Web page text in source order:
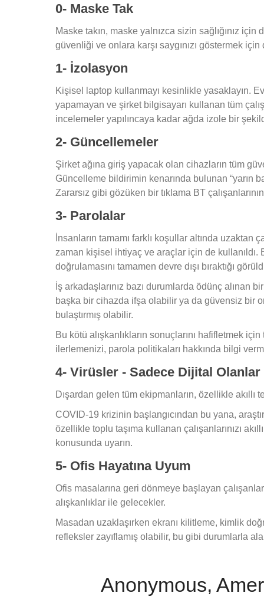
0- Maske Tak
Maske takın, maske yalnızca sizin sağlığınız
güvenliği ve onlara karşı saygınızı göstermek
1- İzolasyon
Kişisel laptop kullanmayı kesinlikle yasaklayın.
yapamayan ve şirket bilgisayarı kullanan tüm
incelemeler yapılıncaya kadar ağda izole bir
2- Güncellemeler
Şirket ağına giriş yapacak olan cihazların tüm
Güncelleme bildirimin kenarında bulunan “yarın
Zararsız gibi gözüken bir tıklama BT
3- Parolalar
İnsanların tamamı farklı koşullar altında
zaman kişisel ihtiyaç ve araçlar için de kullanıldı.
doğrulamasını tamamen devre dışı bıraktığı
İş arkadaşlarınız bazı durumlarda ödünç alınan
başka bir cihazda ifşa olabilir ya da güvensiz bir
bulaştırmış olabilir.
Bu kötü alışkanlıkların sonuçlarını hafifletmek
ilerlemenizi, parola politikaları hakkında bilgi
4- Virüsler - Sadece Dijital Olanlar
Dışardan gelen tüm ekipmanların, özellikle
COVID-19 krizinin başlangıcından bu yana,
özellikle toplu taşıma kullanan çalışanlarınızı
konusunda uyarın.
5- Ofis Hayatına Uyum
Ofis masalarına geri dönmeye başlayan
alışkanlıklar ile gelecekler.
Masadan uzaklaşırken ekranı kilitleme, kimlik
refleksler zayıflamış olabilir, bu gibi durumlarla
Anonymous,